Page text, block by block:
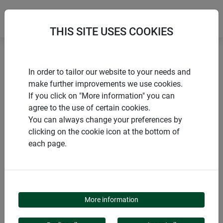
Accueil
Accessoires pour voile d'ombrage
Ressort de tension pour voile d'ombrage
PRODUITS
RESSORT DE TENSION
POUR VOILE
THIS SITE USES COOKIES
In order to tailor our website to your needs and
make further improvements we use cookies.
If you click on "More information" you can
agree to the use of certain cookies.
You can always change your preferences by
clicking on the cookie icon at the bottom of
each page.
More information